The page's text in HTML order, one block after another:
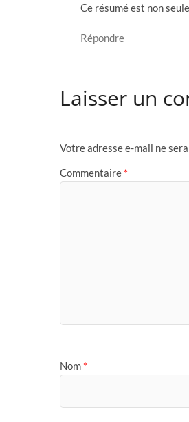
Ce résumé est non
Répondre
Laisser un
Votre adresse e-mail ne
Commentaire *
Nom *